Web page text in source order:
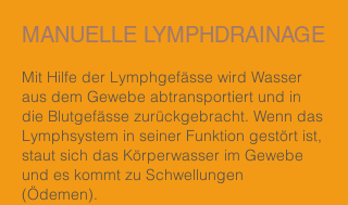
MANUELLE LYMPHDRAINAGE
Mit Hilfe der Lymphgefässe wird Wasser
aus dem Gewebe abtransportiert und in
die Blutgefässe zurückgebracht. Wenn das
Lymphsystem in seiner Funktion gestört ist,
staut sich das Körperwasser im Gewebe
und es kommt zu Schwellungen
(Ödemen).